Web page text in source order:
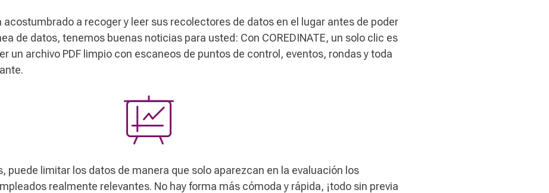
acostumbrado a recoger y leer sus recolectores de datos en el lugar antes de poder
de datos, tenemos buenas noticias para usted: Con COREDINATE, un solo clic es
un archivo PDF limpio con escaneos de puntos de control, eventos, rondas y toda
puede limitar los datos de manera que solo aparezcan en la evaluación los
realmente relevantes. No hay forma más cómoda y rápida, ¡todo sin previa